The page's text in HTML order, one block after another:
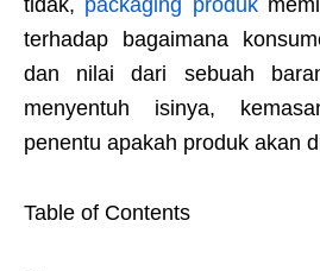
tidak, packaging produk
terhadap bagaimana
dan nilai dari sebuah
menyentuh isinya,
penentu apakah produk akan
Table of Contents